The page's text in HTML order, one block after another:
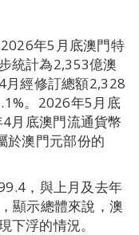
年5月底澳門特
統計為2,353億澳
經修訂總額2,328
。2026年5月底
月底澳門流通貨幣
於澳門元部份的
，與上月及去年
顯示總體來說，澳
下浮的情況。